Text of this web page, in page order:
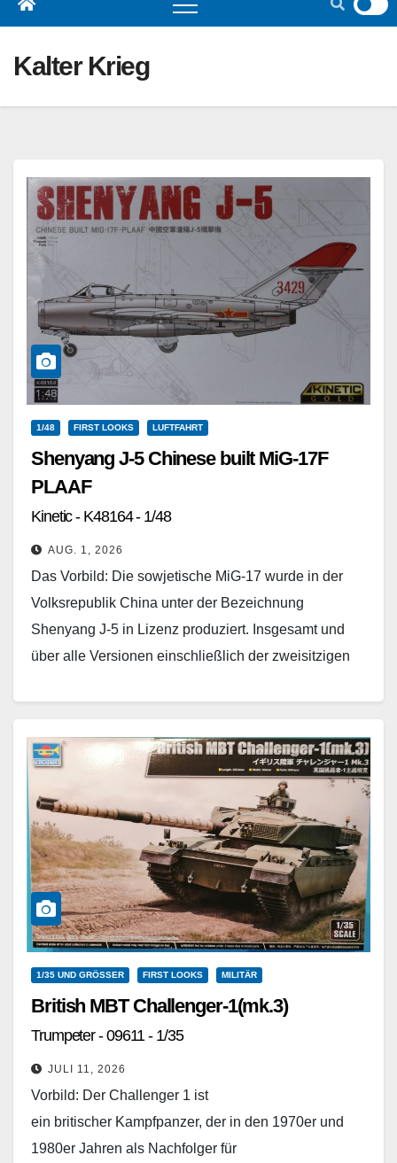
Kalter Krieg
1/48 FIRST LOOKS LUFTFAHRT
Shenyang J-5 Chinese built MiG-17F
PLAAF
Kinetic - K48164 - 1/48
AUG. 1, 2026
Das Vorbild: Die sowjetische MiG-17 wurde in der
Volksrepublik China unter der Bezeichnung
Shenyang J-5 in Lizenz produziert. Insgesamt und
über alle Versionen einschließlich der zweisitzigen
1/35 UND GRÖSSER FIRST LOOKS MILITÄR
British MBT Challenger-1(mk.3)
Trumpeter - 09611 - 1/35
JULI 11, 2026
Vorbild: Der Challenger 1 ist
ein britischer Kampfpanzer, der in den 1970er und
1980er Jahren als Nachfolger für